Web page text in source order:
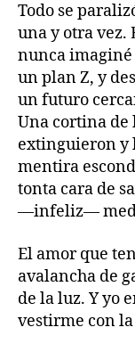
Todo se
una y otra
nunca
un plan Z, y
un futuro
Una cortina de
extinguieron y
mentira
tonta cara de
—infeliz—
El amor que
avalancha de
de la luz. Y yo
vestirme con